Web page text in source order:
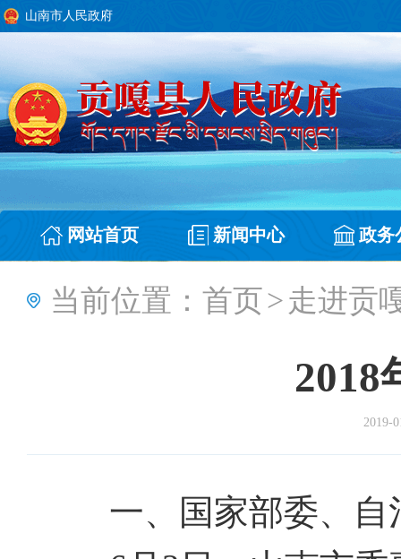
山南市人民政府
网站首页 新闻中心 政务
当前位置： 首页>走进贡
2018
2019-
一、国家部委、